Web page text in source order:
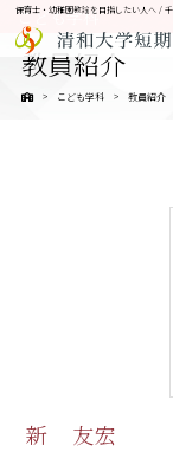
保育士・幼稚園教諭を目指したい人へ /
教員紹介
こども学科 教員紹介
こども学科
新 友宏